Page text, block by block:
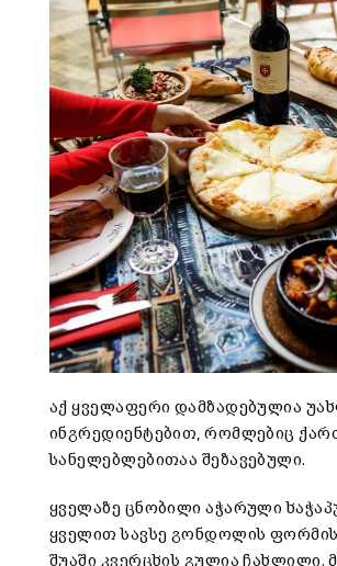
აქ ყველაფერი დამზადებულია
ინგრედიენტებით, რომლებიც
სანელებლებითაა შეზავებული.
ყველაზე ცნობილი აჭარული
ყველით სავსე გონდოლის
შუაში კვერცხის გულია ჩახლილი.